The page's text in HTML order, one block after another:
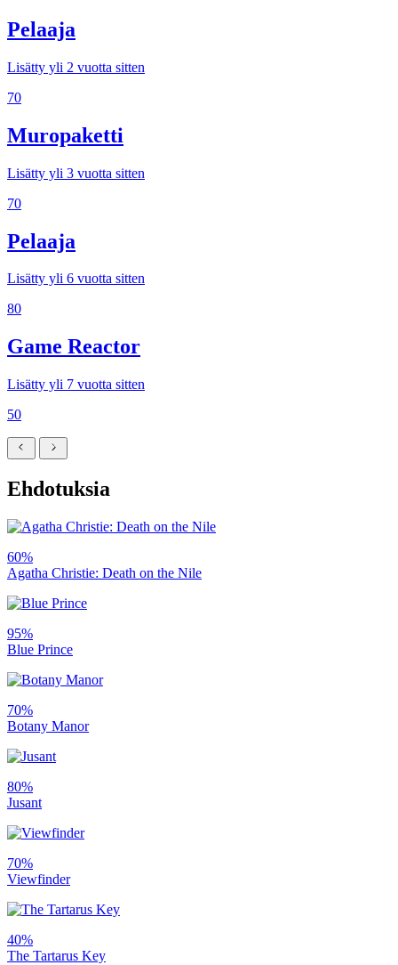
Pelaaja
Lisätty yli 2 vuotta sitten
70
Muropaketti
Lisätty yli 3 vuotta sitten
70
Pelaaja
Lisätty yli 6 vuotta sitten
80
Game Reactor
Lisätty yli 7 vuotta sitten
50
Ehdotuksia
60%
Agatha Christie: Death on the Nile
95%
Blue Prince
70%
Botany Manor
80%
Jusant
70%
Viewfinder
40%
The Tartarus Key